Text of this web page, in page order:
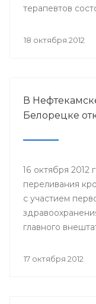
терапевтов
больной,
18 октября 2012
В
Белорецке
16 октября 2012
переливания
с участием
главного
РСПК Урала
17 октября 2012